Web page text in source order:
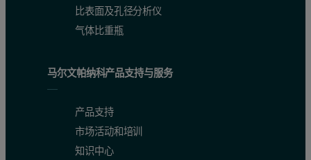
比表面及孔径分析仪
气体比重瓶
马尔文帕纳科产品支持与服务
产品支持
市场活动和培训
知识中心